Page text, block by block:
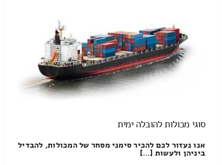
סוגי מכולות להובלה ימית
אנו נעזור לכם להכיר סימני מסחר של המכולות, להבדיל
ביניהן ולעשות […]